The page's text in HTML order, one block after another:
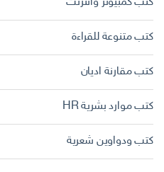
كتب متنوعة للقراءة
كتب مقارنة اديان
كتب موارد بشرية HR
كتب ودواوين شعرية